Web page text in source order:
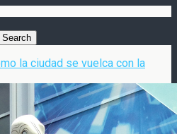
la ciudad se vuelca con la